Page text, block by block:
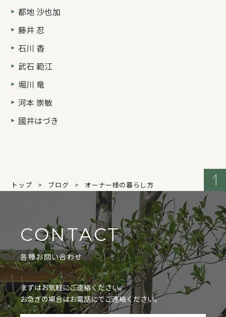
都地 沙也加
藤井 忍
石川 香
武石 範江
堀川 竜
河本 崇敏
國井はづき
トップ ブログ オーナー様の暮らし方
CONTACT
各種お問い合わせ
まずはお気軽にご連絡ください。
お急ぎの場合はお電話にてご連絡ください。